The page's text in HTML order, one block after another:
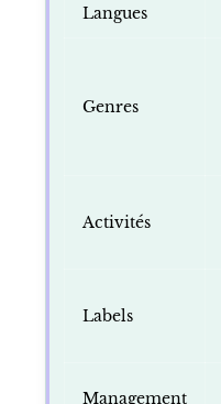
Langues
Genres
Activités
Labels
Management